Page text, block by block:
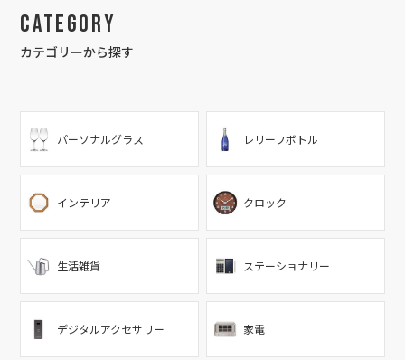
Category
カテゴリーから探す
パーソナルグラス レリーフボトル
インテリア クロック
生活雑貨 ステーショナリー
デジタルアクセサリー 家電